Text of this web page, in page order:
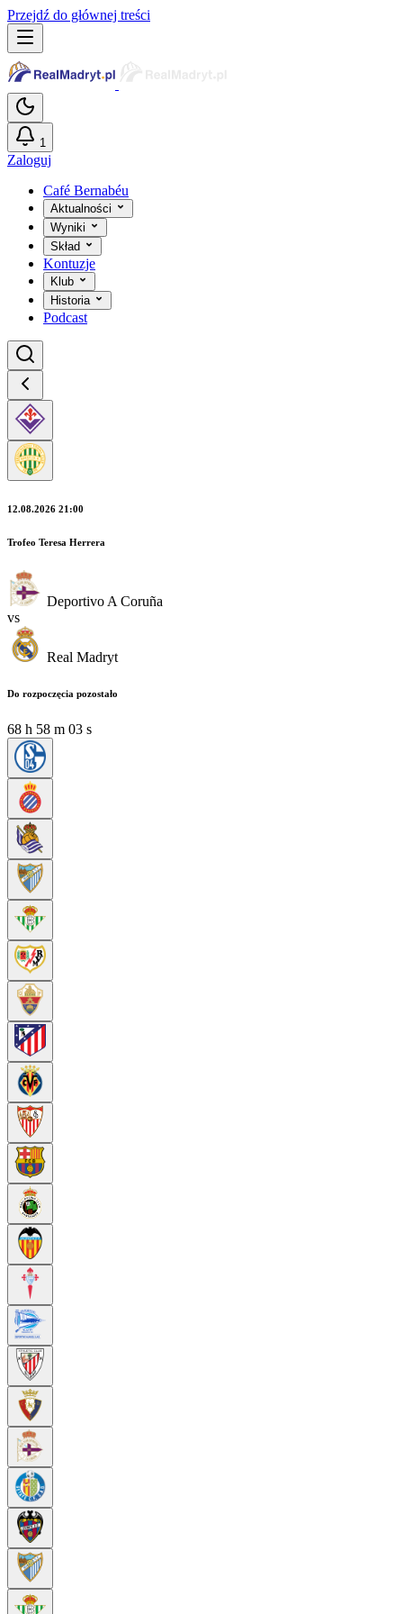
Przejdź do głównej treści
1
Zaloguj
Café Bernabéu
Aktualności
Wyniki
Skład
Kontuzje
Klub
Historia
Podcast
12.08.2026 21:00
Trofeo Teresa Herrera
Deportivo A Coruña
vs
Real Madryt
Do rozpoczęcia pozostało
68 h 58 m 01 s